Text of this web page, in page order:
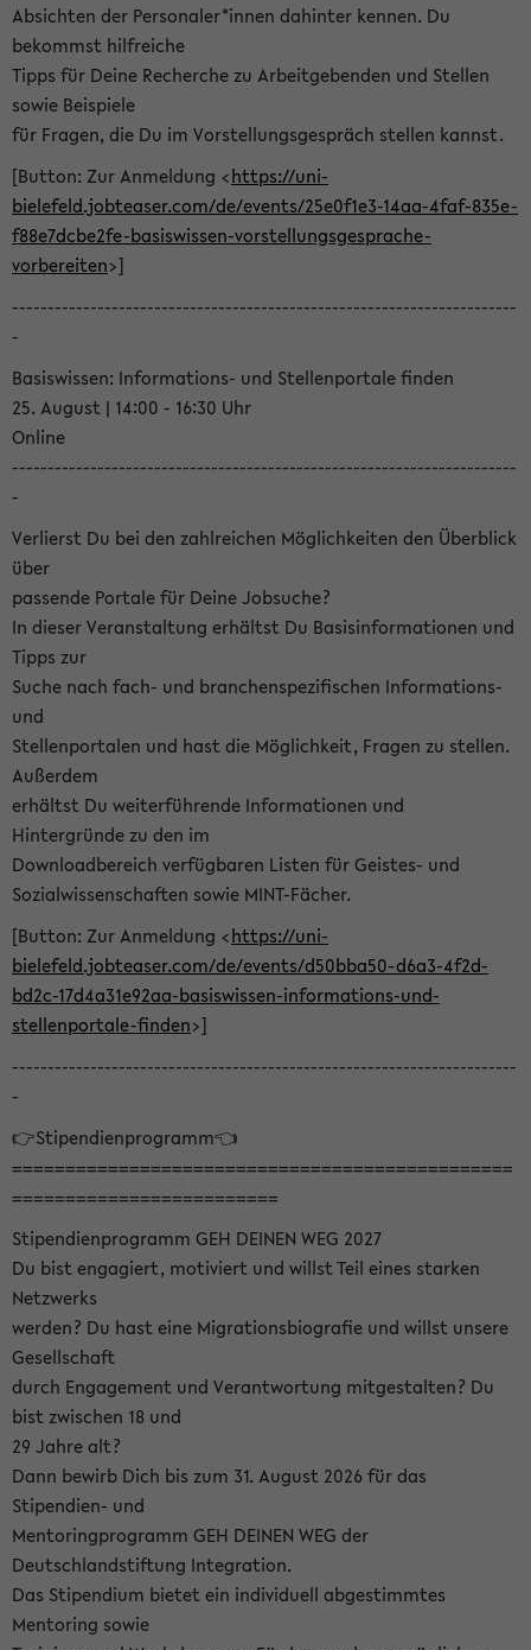
Absichten der Personaler*innen dahinter kennen. Du
bekommst hilfreiche
Tipps für Deine Recherche zu Arbeitgebenden und Stellen
sowie Beispiele
für Fragen, die Du im Vorstellungsgespräch stellen kannst.
[Button: Zur Anmeldung <https://uni-
bielefeld.jobteaser.com/de/events/25e0f1e3-14aa-4faf-835e-
f88e7dcbe2fe-basiswissen-vorstellungsgesprache-
vorbereiten>]
-----------------------------------------------------------------------
-
Basiswissen: Informations- und Stellenportale finden
25. August | 14:00 - 16:30 Uhr
Online
-----------------------------------------------------------------------
-
Verlierst Du bei den zahlreichen Möglichkeiten den Überblick
über
passende Portale für Deine Jobsuche?
In dieser Veranstaltung erhältst Du Basisinformationen und
Tipps zur
Suche nach fach- und branchenspezifischen Informations-
und
Stellenportalen und hast die Möglichkeit, Fragen zu stellen.
Außerdem
erhältst Du weiterführende Informationen und
Hintergründe zu den im
Downloadbereich verfügbaren Listen für Geistes- und
Sozialwissenschaften sowie MINT-Fächer.
[Button: Zur Anmeldung <https://uni-
bielefeld.jobteaser.com/de/events/d50bba50-d6a3-4f2d-
bd2c-17d4a31e92aa-basiswissen-informations-und-
stellenportale-finden>]
-----------------------------------------------------------------------
-
👉Stipendienprogramm👈
===============================================
=========================
Stipendienprogramm GEH DEINEN WEG 2027
Du bist engagiert, motiviert und willst Teil eines starken
Netzwerks
werden? Du hast eine Migrationsbiografie und willst unsere
Gesellschaft
durch Engagement und Verantwortung mitgestalten? Du
bist zwischen 18 und
29 Jahre alt?
Dann bewirb Dich bis zum 31. August 2026 für das
Stipendien- und
Mentoringprogramm GEH DEINEN WEG der
Deutschlandstiftung Integration.
Das Stipendium bietet ein individuell abgestimmtes
Mentoring sowie